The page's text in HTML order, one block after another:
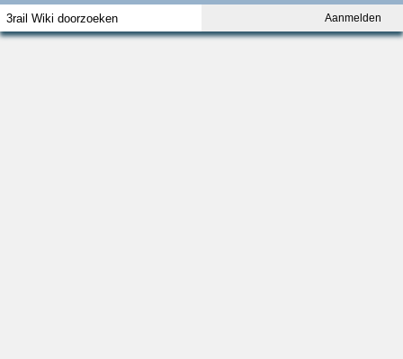
Aanmelden